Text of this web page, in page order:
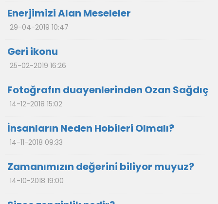
Enerjimizi Alan Meseleler
29-04-2019 10:47
Geri ikonu
25-02-2019 16:26
Fotoğrafın duayenlerinden Ozan Sağdıç
14-12-2018 15:02
İnsanların Neden Hobileri Olmalı?
14-11-2018 09:33
Zamanımızın değerini biliyor muyuz?
14-10-2018 19:00